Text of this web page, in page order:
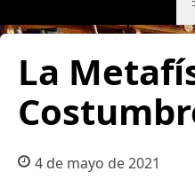
La
4 de mayo de 2021